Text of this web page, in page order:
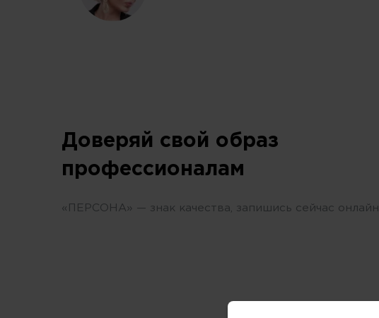
Доверяй свой образ
профессионалам
«ПЕРСОНА» — знак качества, запишись сейчас онлайн